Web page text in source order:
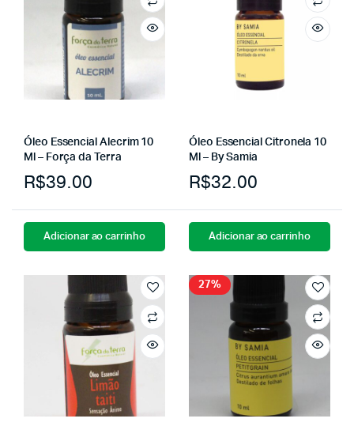
Óleo Essencial Alecrim 10
Ml – Força da Terra
R$39.00
Adicionar ao carrinho
Óleo Essencial Citronela 10
Ml – By Samia
R$32.00
Adicionar ao carrinho
27%